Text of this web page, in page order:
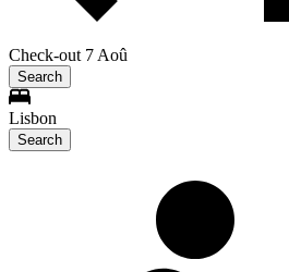
Check-out 7 Aoû
Search
Lisbon
Search